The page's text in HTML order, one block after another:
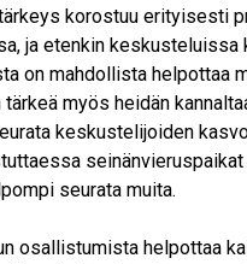
korostuu erityisesti
ja etenkin keskusteluissa
on mahdollista helpottaa
myös heidän
keskustelijoiden
seinänvieruspaikat
seurata muita.
osallistumista helpottaa